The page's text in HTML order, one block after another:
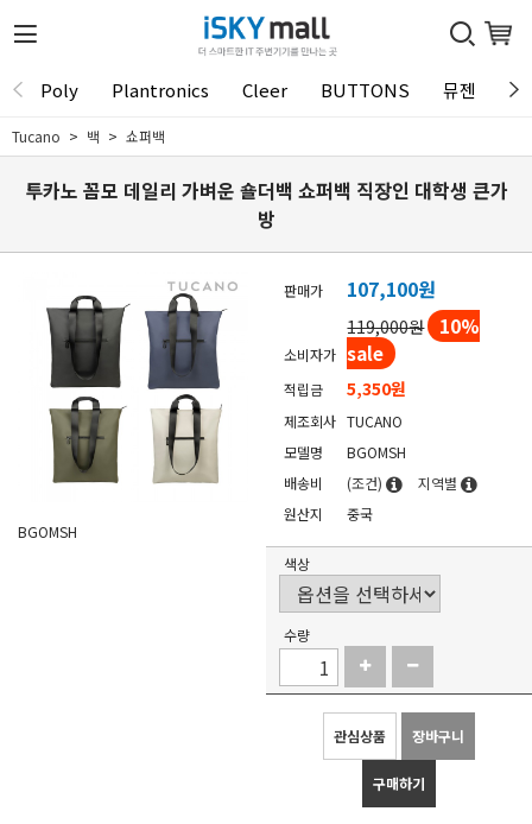
Poly Plantronics Cleer BUTTONS 뮤젠
Tucano 백 쇼퍼백
투카노 꼼모 데일리 가벼운 숄더백 쇼퍼백 직장인 대학생 큰가
방
BGOMSH
판매가 107,100원
소비자가
119,000원 10%
sale
적립금 5,350원
제조회사 TUCANO
모델명
BGOMSH
배송비
(조건)
지역별
원산지
중국
색상
수량
관심상품 장바구니
구매하기